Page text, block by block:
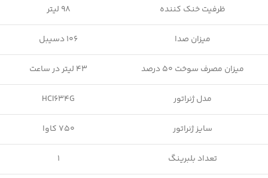
ظرفیت خنک کننده 98 لیتر
میزان صدا 106 دسیبل
میزان مصرف سوخت 50 درصد 43 لیتر در ساعت
مدل ژنراتور HCI634G
سایز ژنراتور 750 کاوا
تعداد بلبرینگ 1